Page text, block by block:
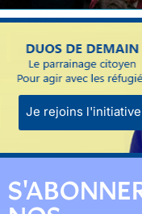
Je rejoins l'initiative